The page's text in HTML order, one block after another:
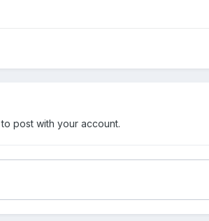
to post with your account.